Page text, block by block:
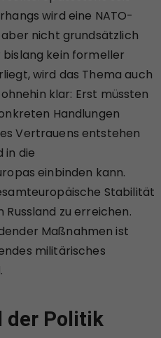
wird eine NATO-
nicht grundsätzlich
bislang kein formeller
wird das Thema auch
klar: Erst müssten
Handlungen
Vertrauens entstehen
in die
einbinden kann.
Stabilität
zu erreichen.
Maßnahmen ist
militärisches
der Politik